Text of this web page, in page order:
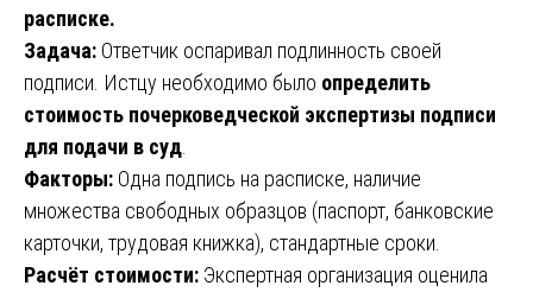
расписке.
Задача: Ответчик оспаривал подлинность своей
подписи. Истцу необходимо было определить
стоимость почерковедческой экспертизы подписи
для подачи в суд
Факторы: Одна подпись на расписке, наличие
множества свободных образцов (паспорт, банковские
карточки, трудовая книжка), стандартные сроки.
Расчёт стоимости: Экспертная организация оценила